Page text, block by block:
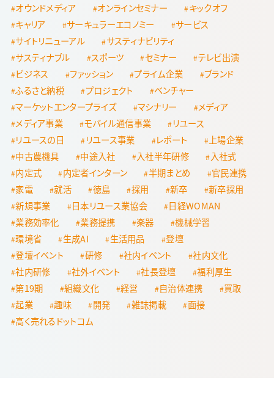
オウンドメディア
オンラインセミナー
キックオフ
キャリア
サーキュラーエコノミー
サービス
サイトリニューアル
サスティナビリティ
サスティナブル
スポーツ セミナー
テレビ出演
ビジネス
ファッション プライム企業
ブランド
ふるさと納税
プロジェクト
ベンチャー
マーケットエンタープライズ
マシナリー
メディア
メディア事業
モバイル通信事業
リユース
リユースの日
リユース事業 レポート
上場企業
中古農機具
中途入社 入社半年研修
入社式
内定式
内定者インターン 半期まとめ
官民連携
家電
就活 徳島 採用 新卒
新卒採用
新規事業
日本リユース業協会
日経WOMAN
業務効率化
業務提携 楽器
機械学習
環境省
生成AI 生活用品
登壇
登壇イベント
研修 社内イベント
社内文化
社内研修
社外イベント 社長登壇
福利厚生
第19期
組織文化 経営 自治体連携
買取
起業
趣味 開発 雑誌掲載
面接
高く売れるドットコム